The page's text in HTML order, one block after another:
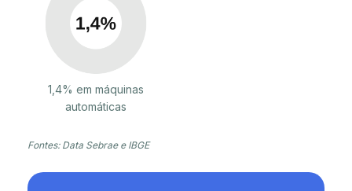
1,4% em máquinas
automáticas
Fontes: Data Sebrae e IBGE